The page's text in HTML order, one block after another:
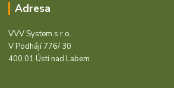
Adresa
VVV System s.r.o.
V Podhájí 776/ 30
400 01 Ústí nad Labem